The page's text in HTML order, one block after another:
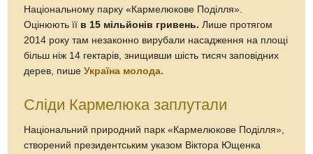
Національному парку «Кармелюкове Поділля».
Оцінюють її в 15 мільйонів гривень. Лише протягом
2014 року там незаконно вирубали насадження на площі
більш ніж 14 гектарів, знищивши шість тисяч заповідних
дерев, пишеУкраїна молода.
Сліди Кармелюка заплутали
Національний природний парк «Кармелюкове Поділля»,
створений президентським указом Віктора Ющенка